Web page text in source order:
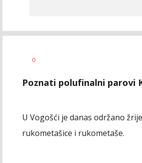
AUTOR
0
Poznati polufinalni parovi
U Vogošći je danas održano
rukometašice i rukometaše.